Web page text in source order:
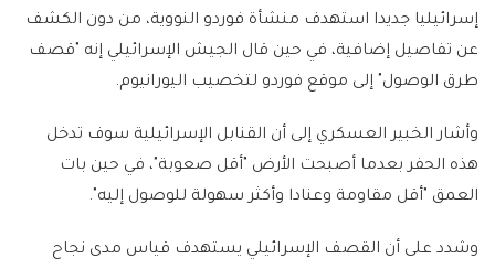
إسرائيليا جديدا استهدف منشأة فوردو النووية، من دون الكشف
عن تفاصيل إضافية، في حين قال الجيش الإسرائيلي إنه "قصف
طرق الوصول" إلى موقع فوردو لتخصيب اليورانيوم.
وأشار الخبير العسكري إلى أن القنابل الإسرائيلية سوف تدخل
هذه الحفر بعدما أصبحت الأرض "أقل صعوبة"، في حين بات
العمق "أقل مقاومة وعنادا وأكثر سهولة للوصول إليه".
وشدد على أن القصف الإسرائيلي يستهدف قياس مدى نجاح